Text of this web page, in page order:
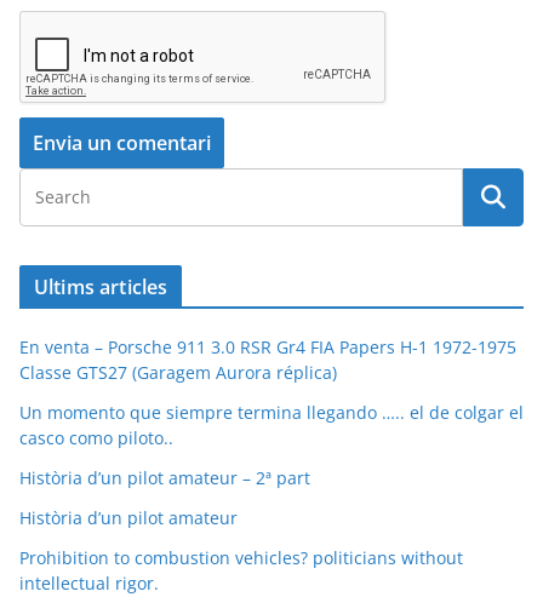
Ultims articles
En venta – Porsche 911 3.0 RSR Gr4 FIA Papers H-1 1972-1975
Classe GTS27 (Garagem Aurora réplica)
Un momento que siempre termina llegando ….. el de colgar el
casco como piloto..
Història d’un pilot amateur – 2ª part
Història d’un pilot amateur
Prohibition to combustion vehicles? politicians without
intellectual rigor.